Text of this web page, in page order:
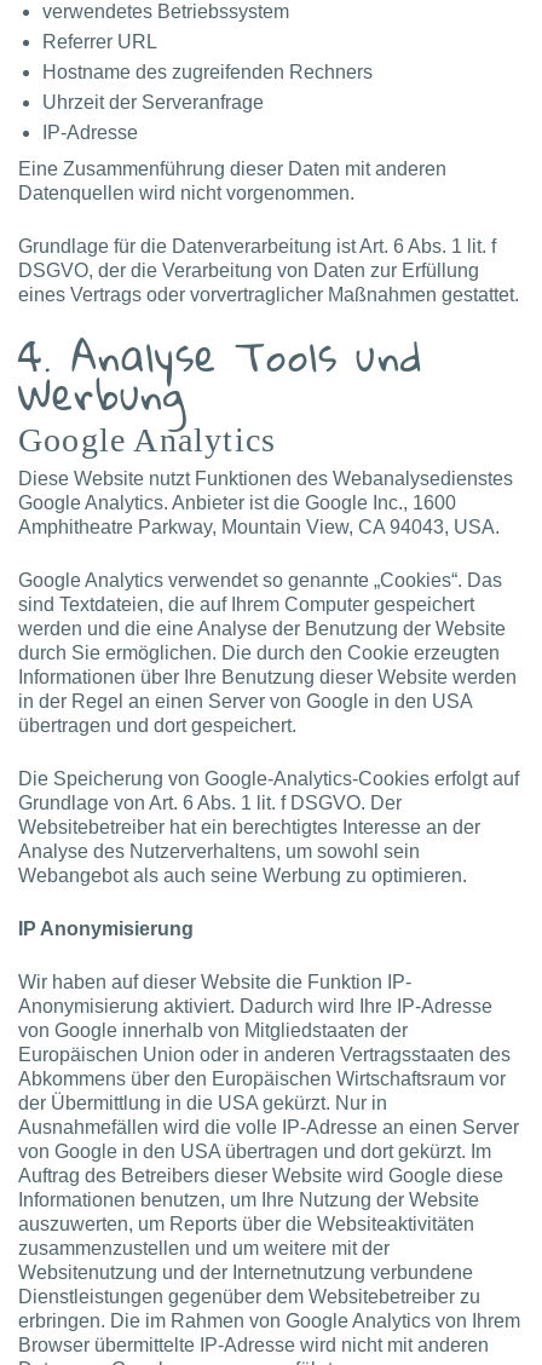
verwendetes Betriebssystem
Referrer URL
Hostname des zugreifenden Rechners
Uhrzeit der Serveranfrage
IP-Adresse
Eine Zusammenführung dieser Daten mit anderen
Datenquellen wird nicht vorgenommen.
Grundlage für die Datenverarbeitung ist Art. 6 Abs. 1 lit. f
DSGVO, der die Verarbeitung von Daten zur Erfüllung
eines Vertrags oder vorvertraglicher Maßnahmen gestattet.
4. Analyse Tools und
Werbung
Google Analytics
Diese Website nutzt Funktionen des Webanalysedienstes
Google Analytics. Anbieter ist die Google Inc., 1600
Amphitheatre Parkway, Mountain View, CA 94043, USA.
Google Analytics verwendet so genannte „Cookies“. Das
sind Textdateien, die auf Ihrem Computer gespeichert
werden und die eine Analyse der Benutzung der Website
durch Sie ermöglichen. Die durch den Cookie erzeugten
Informationen über Ihre Benutzung dieser Website werden
in der Regel an einen Server von Google in den USA
übertragen und dort gespeichert.
Die Speicherung von Google-Analytics-Cookies erfolgt auf
Grundlage von Art. 6 Abs. 1 lit. f DSGVO. Der
Websitebetreiber hat ein berechtigtes Interesse an der
Analyse des Nutzerverhaltens, um sowohl sein
Webangebot als auch seine Werbung zu optimieren.
IP Anonymisierung
Wir haben auf dieser Website die Funktion IP-
Anonymisierung aktiviert. Dadurch wird Ihre IP-Adresse
von Google innerhalb von Mitgliedstaaten der
Europäischen Union oder in anderen Vertragsstaaten des
Abkommens über den Europäischen Wirtschaftsraum vor
der Übermittlung in die USA gekürzt. Nur in
Ausnahmefällen wird die volle IP-Adresse an einen Server
von Google in den USA übertragen und dort gekürzt. Im
Auftrag des Betreibers dieser Website wird Google diese
Informationen benutzen, um Ihre Nutzung der Website
auszuwerten, um Reports über die Websiteaktivitäten
zusammenzustellen und um weitere mit der
Websitenutzung und der Internetnutzung verbundene
Dienstleistungen gegenüber dem Websitebetreiber zu
erbringen. Die im Rahmen von Google Analytics von Ihrem
Browser übermittelte IP-Adresse wird nicht mit anderen